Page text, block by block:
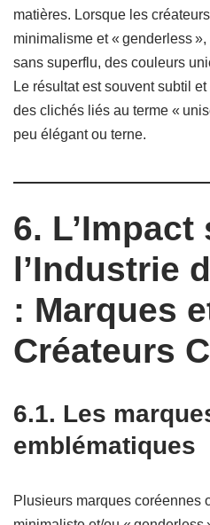
matières. Lorsque les
minimalisme et « genderless
sans superflu, des couleurs
Le résultat est souvent subtil
des clichés liés au terme «
peu élégant ou terne.
6. L’Impact
l’Industrie
: Marques
Créateurs
6.1. Les
emblématiques
Plusieurs marques coréennes